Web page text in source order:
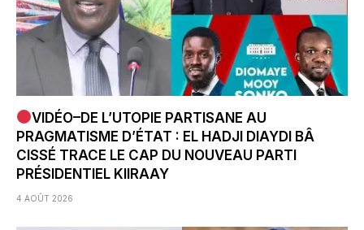
VIDÉO–DE L’UTOPIE PARTISANE AU
PRAGMATISME D’ÉTAT : EL HADJI DIAYDI BÂ
CISSÉ TRACE LE CAP DU NOUVEAU PARTI
PRÉSIDENTIEL KIIRAAY
4 AOÛT 2026